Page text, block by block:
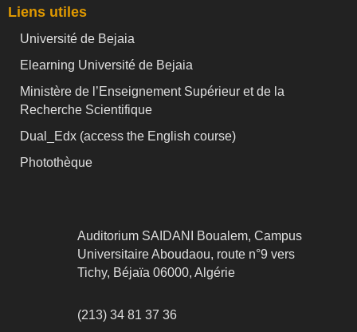
Liens utiles
Université de Bejaia
Elearning Université de Bejaia
Ministère de l’Enseignement Supérieur et de la
Recherche Scientifique
Dual_Edx (access the English course)
Photothèque
Auditorium SAIDANI Boualem, Campus
Universitaire Aboudaou, route n°9 vers
Tichy, Béjaïa 06000, Algérie
(213) 34 81 37 36